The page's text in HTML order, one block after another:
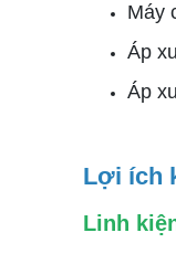
Máy
Áp
Áp
Lợi ích
Linh